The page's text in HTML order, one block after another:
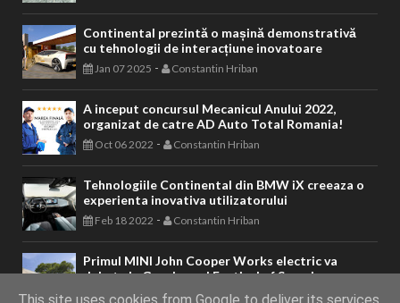
Continental prezintă o mașină demonstrativă
cu tehnologii de interacțiune inovatoare
Jan 07 2025 - Constantin Hriban
A inceput concursul Mecanicul Anului 2022,
organizat de catre AD Auto Total Romania!
Oct 06 2022 - Constantin Hriban
Tehnologiile Continental din BMW iX creeaza o
experienta inovativa utilizatorului
Feb 18 2022 - Constantin Hriban
Primul MINI John Cooper Works electric va
debuta la Goodwood Festival of Speed
Jul 08 2024- Constantin Hriban